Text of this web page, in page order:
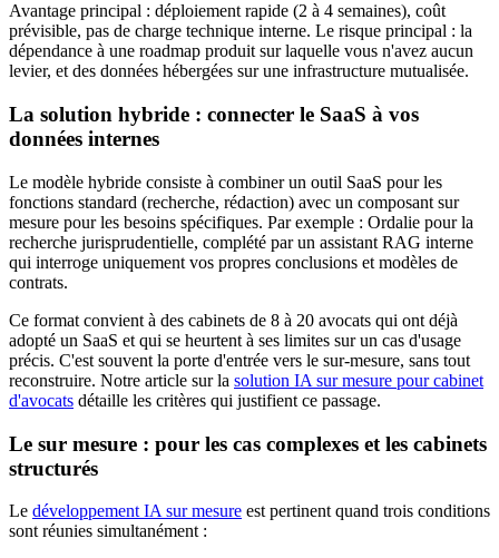
Avantage principal : déploiement rapide (2 à 4 semaines), coût
prévisible, pas de charge technique interne. Le risque principal : la
dépendance à une roadmap produit sur laquelle vous n'avez aucun
levier, et des données hébergées sur une infrastructure mutualisée.
La solution hybride : connecter le SaaS à vos
données internes
Le modèle hybride consiste à combiner un outil SaaS pour les
fonctions standard (recherche, rédaction) avec un composant sur
mesure pour les besoins spécifiques. Par exemple : Ordalie pour la
recherche jurisprudentielle, complété par un assistant RAG interne
qui interroge uniquement vos propres conclusions et modèles de
contrats.
Ce format convient à des cabinets de 8 à 20 avocats qui ont déjà
adopté un SaaS et qui se heurtent à ses limites sur un cas d'usage
précis. C'est souvent la porte d'entrée vers le sur-mesure, sans tout
reconstruire. Notre article sur la solution IA sur mesure pour cabinet
d'avocats détaille les critères qui justifient ce passage.
Le sur mesure : pour les cas complexes et les cabinets
structurés
Le développement IA sur mesure est pertinent quand trois conditions
sont réunies simultanément :